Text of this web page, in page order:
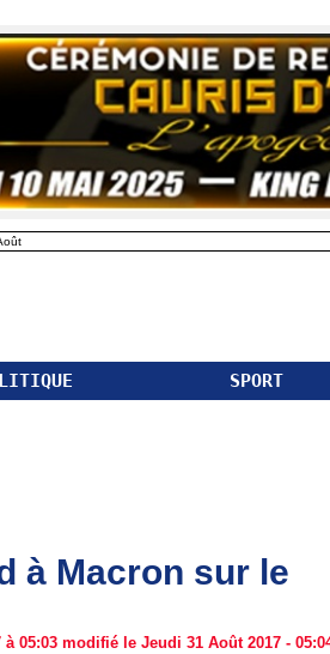
SPORT
à Macron sur le
05:03 modifié le Jeudi 31 Août 2017 -